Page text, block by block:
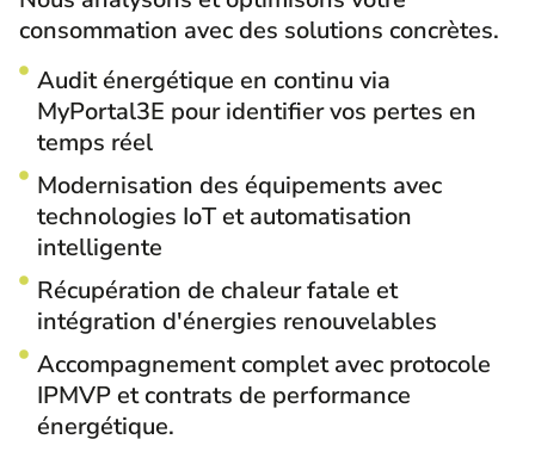
consommation avec des solutions concrètes.
Audit énergétique en continu via
MyPortal3E pour identifier vos pertes en
temps réel
Modernisation des équipements avec
technologies IoT et automatisation
intelligente
Récupération de chaleur fatale et
intégration d'énergies renouvelables
Accompagnement complet avec protocole
IPMVP et contrats de performance
énergétique.